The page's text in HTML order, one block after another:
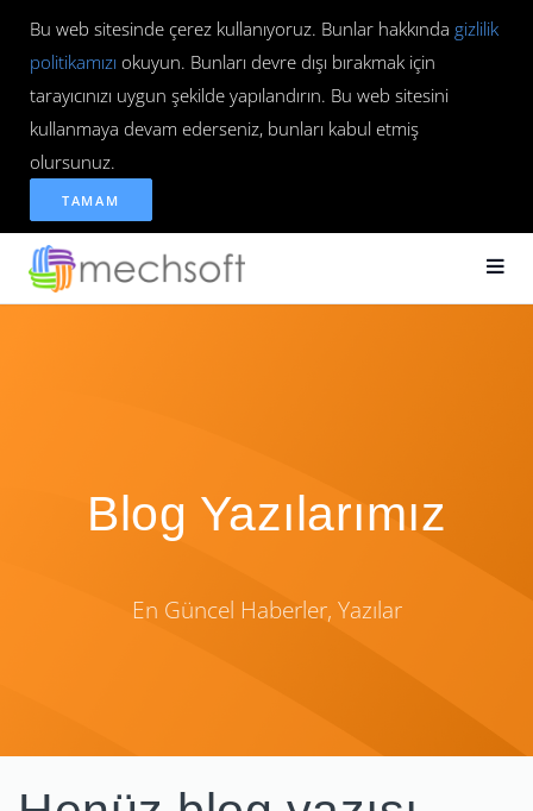
Bu web sitesinde çerez kullanıyoruz. Bunlar hakkında gizlilik
politikamızı okuyun. Bunları devre dışı bırakmak için
tarayıcınızı uygun şekilde yapılandırın. Bu web sitesini
kullanmaya devam ederseniz, bunları kabul etmiş
olursunuz.
TAMAM
Blog Yazılarımız
En Güncel Haberler, Yazılar